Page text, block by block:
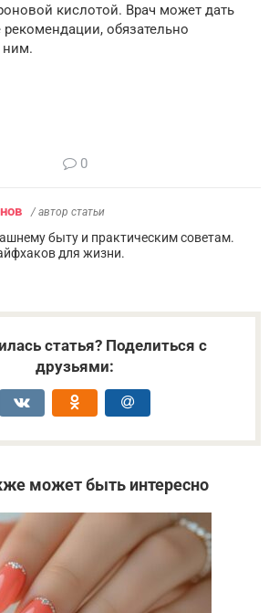
кислотой. Врач может дать
обязательно
ним.
0
/ автор статьи
быту и практическим советам.
для жизни.
статья? Поделиться с
друзьями:
может быть интересно